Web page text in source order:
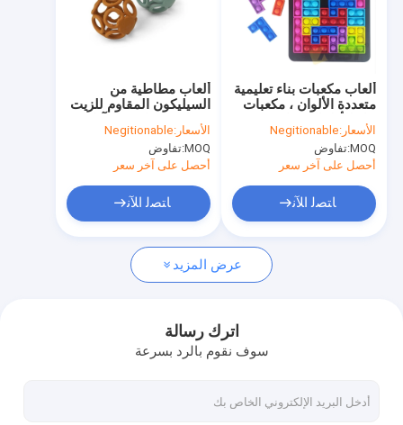
جولة في المعمل
اتصل بنا
أخبار
حالات
حلقات مطاط السيليكون يا
غلاف مطاط السيليكون
اللياقة البدنية وكمال الأجسام
ألعاب مطاطية من
السيليكون المقاوم للزيت
عضاضة مقاومة للتآكل
غير سامة
الأسعار:Negitionable
MOQ: تفاوض
أحصل على آخر سعر
ﺎﺘﺼﻟ ﺍﻶﻧ
ألعاب مكعبات بناء تعليمية
متعددة الألوان ، مكعبات
بناء للأطفال مقاومة
للاهتراء
الأسعار:Negitionable
MOQ: تفاوض
أحصل على آخر سعر
ﺎﺘﺼﻟ ﺍﻶﻧ
عرض المزيد
اترك رسالة
سوف نقوم بالرد بسرعة